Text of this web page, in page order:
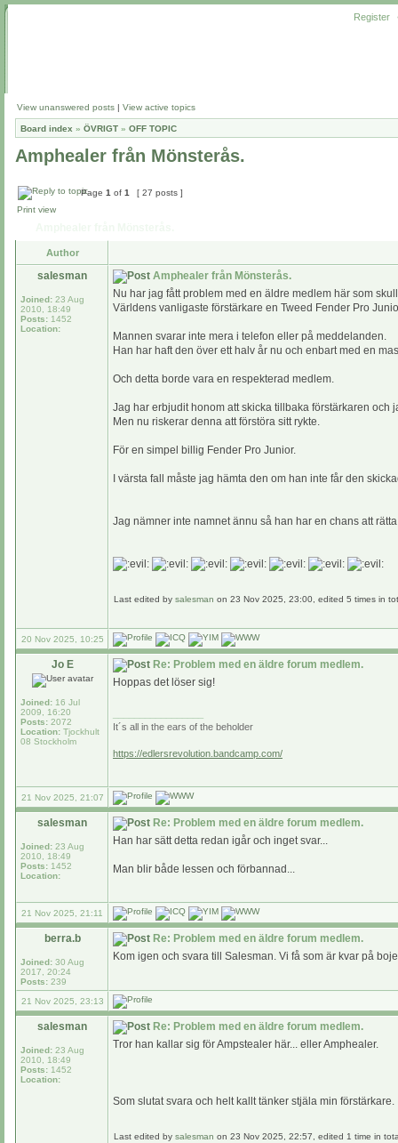
Register
View unanswered posts | View active topics
Board index » ÖVRIGT » OFF TOPIC
Amphealer från Mönsterås.
Page 1 of 1
[ 27 posts ]
Print view
Author
salesman
Joined: 23 Aug
2010, 18:49
Posts: 1452
Location:
Amphealer från Mönsterås.
Nu har jag fått problem med en äldre medlem här som
Världens vanligaste förstärkare en Tweed Fender Pro
Mannen svarar inte mera i telefon eller på meddelanden.
Han har haft den över ett halv år nu och enbart med en
Och detta borde vara en respekterad medlem.
Jag har erbjudit honom att skicka tillbaka förstärkaren och
Men nu riskerar denna att förstöra sitt rykte.
För en simpel billig Fender Pro Junior.
I värsta fall måste jag hämta den om han inte får den
Jag nämner inte namnet ännu så han har en chans att
Last edited by salesman on 23 Nov 2025, 23:00, edited 5 times in
20 Nov 2025, 10:25
Jo E
Joined: 16 Jul
2009, 16:20
Posts: 2072
Location: Tjockhult
08 Stockholm
Re: Problem med en äldre forum medlem.
Hoppas det löser sig!
It´s all in the ears of the beholder
https://edlersrevolution.bandcamp.com/
21 Nov 2025, 21:07
salesman
Joined: 23 Aug
2010, 18:49
Posts: 1452
Location:
Re: Problem med en äldre forum medlem.
Han har sätt detta redan igår och inget svar...
Man blir både lessen och förbannad...
21 Nov 2025, 21:11
berra.b
Joined: 30 Aug
2017, 20:24
Posts: 239
Re: Problem med en äldre forum medlem.
Kom igen och svara till Salesman. Vi få som är kvar på
21 Nov 2025, 23:13
salesman
Joined: 23 Aug
2010, 18:49
Posts: 1452
Location:
Re: Problem med en äldre forum medlem.
Tror han kallar sig för Ampstealer här... eller Amphealer.
Som slutat svara och helt kallt tänker stjäla min förstärkare.
Last edited by salesman on 23 Nov 2025, 22:57, edited 1 time in